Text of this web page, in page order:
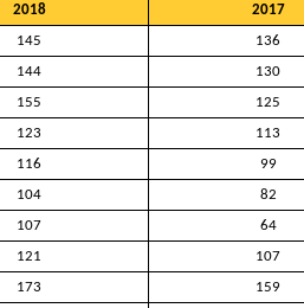
2018 2017
145 136
144 130
155 125
123 113
116 99
104 82
107 64
121 107
173 159